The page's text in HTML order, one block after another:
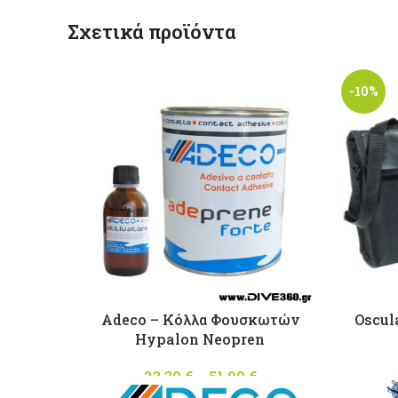
Σχετικά προϊόντα
Adeco – Κόλλα Φουσκωτών
Hypalon Neopren
23,30 € 51,00 €
-10%